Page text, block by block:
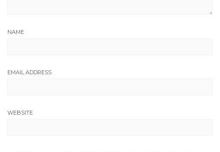
NAME
EMAIL ADDRESS
WEBSITE